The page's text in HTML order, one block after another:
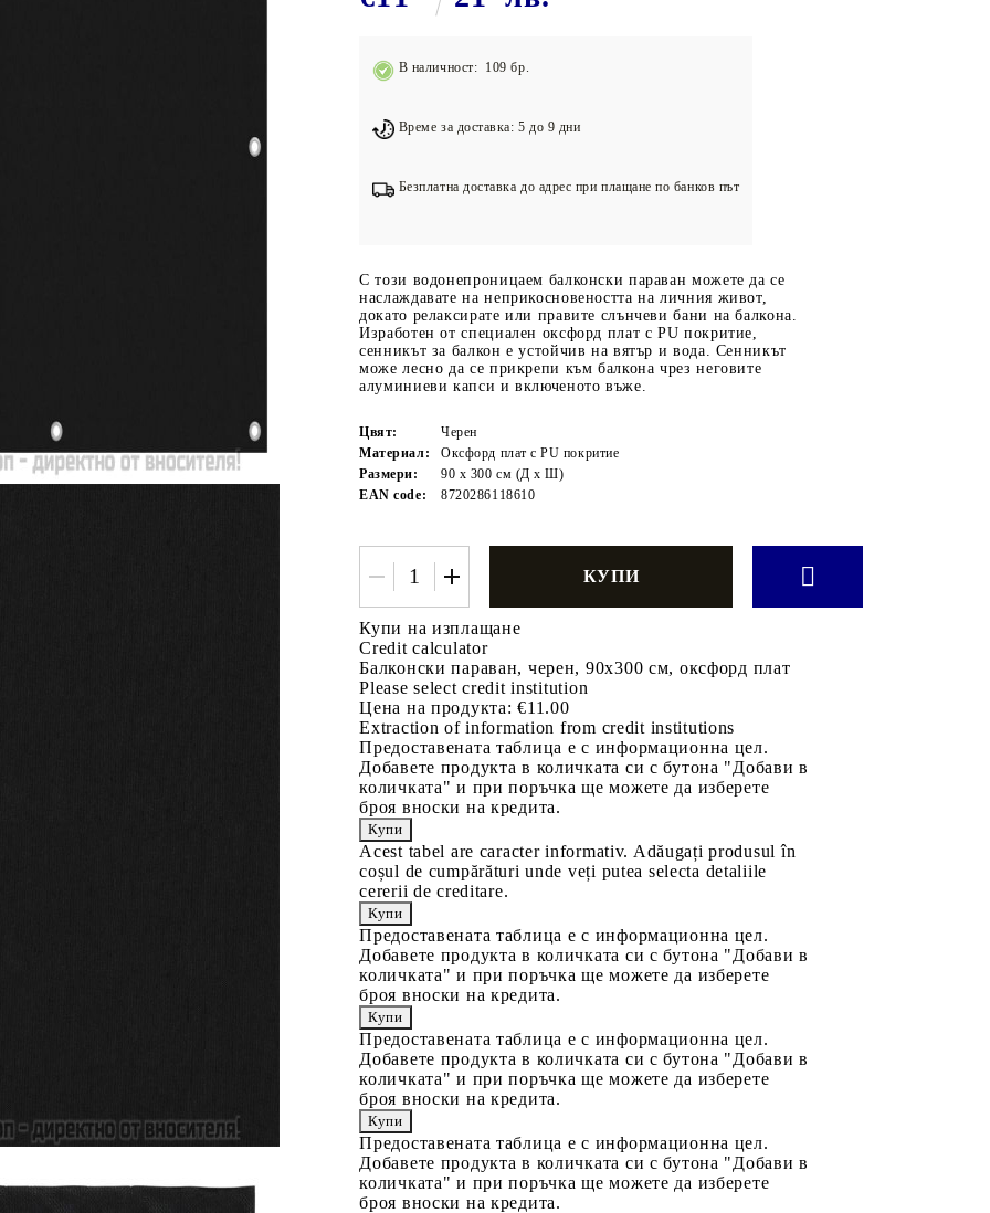
В наличност: 109 бр.
Време за доставка: 5 до 9 дни
Безплатна доставка до адрес при плащане по банков път
С този водонепроницаем балконски параван можете да се
наслаждавате на неприкосновеността на личния живот,
докато релаксирате или правите слънчеви бани на балкона.
Изработен от специален оксфорд плат с PU покритие,
сенникът за балкон е устойчив на вятър и вода. Сенникът
може лесно да се прикрепи към балкона чрез неговите
алуминиеви капси и включеното въже.
Цвят:
Черен
Материал:
Оксфорд плат с PU покритие
Размери:
90 x 300 см (Д х Ш)
EAN code:
8720286118610
Купи на изплащане
Credit calculator
Балконски параван, черен, 90x300 см, оксфорд плат
Please select credit institution
Цена на продукта: €11.00
Extraction of information from credit institutions
Предоставената таблица е с информационна цел.
Добавете продукта в количката си с бутона "Добави в
количката" и при поръчка ще можете да изберете
броя вноски на кредита.
Acest tabel are caracter informativ. Adăugați produsul în
coșul de cumpărături unde veți putea selecta detaliile
cererii de creditare.
Предоставената таблица е с информационна цел.
Добавете продукта в количката си с бутона "Добави в
количката" и при поръчка ще можете да изберете
броя вноски на кредита.
Предоставената таблица е с информационна цел.
Добавете продукта в количката си с бутона "Добави в
количката" и при поръчка ще можете да изберете
броя вноски на кредита.
Предоставената таблица е с информационна цел.
Добавете продукта в количката си с бутона "Добави в
количката" и при поръчка ще можете да изберете
броя вноски на кредита.